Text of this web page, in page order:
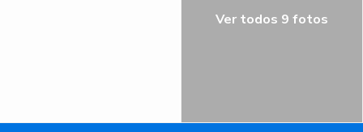
Ver todos 9 fotos